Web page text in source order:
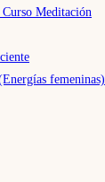
Meditación
femeninas)